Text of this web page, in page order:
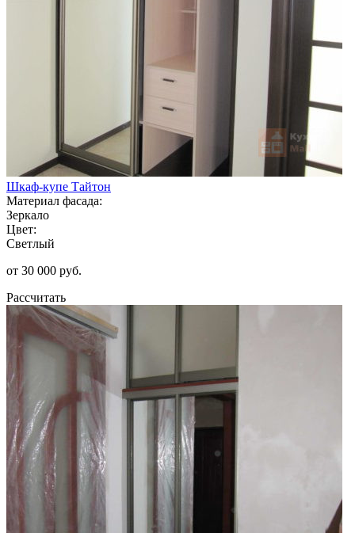
Шкаф-купе Тайтон
Материал фасада:
Зеркало
Цвет:
Светлый
от 30 000 руб.
Рассчитать